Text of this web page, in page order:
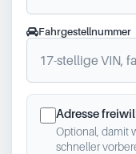
Fahrgestellnummer
Adresse
Optional, damit
schneller